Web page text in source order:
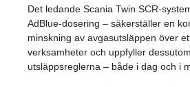
Det ledande Scania Twin SCR-
AdBlue-dosering – säkerställer en
minskning av avgasutsläppen över
verksamheter och uppfyller
utsläppsreglerna – både i dag och i